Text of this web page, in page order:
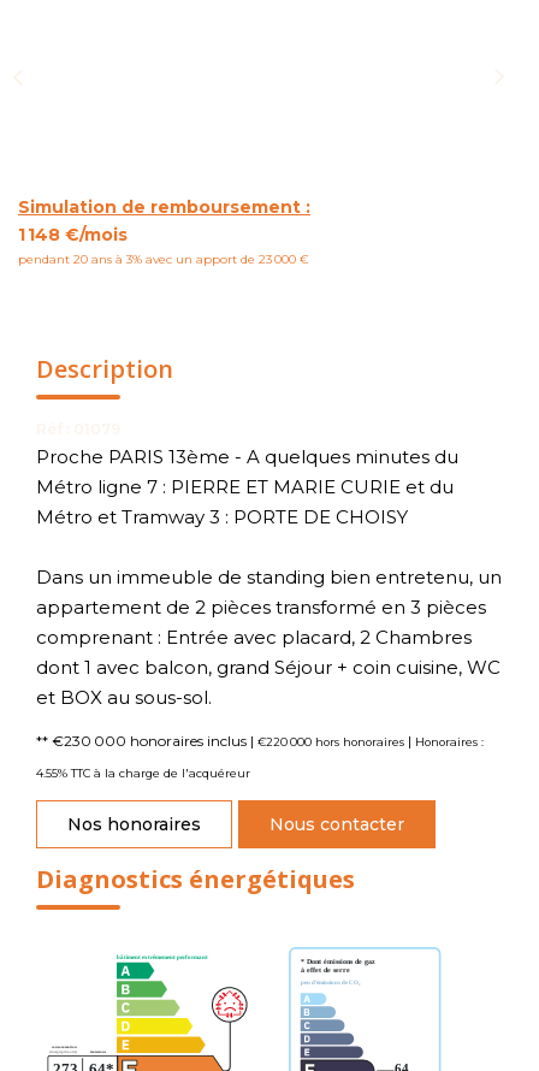
Simulation de remboursement :
1 148 €/mois
pendant 20 ans à 3% avec un apport de 23 000 €
Description
Proche PARIS 13ème - A quelques minutes du
Métro ligne 7 : PIERRE ET MARIE CURIE et du
Métro et Tramway 3 : PORTE DE CHOISY
Dans un immeuble de standing bien entretenu, un
appartement de 2 pièces transformé en 3 pièces
comprenant : Entrée avec placard, 2 Chambres
dont 1 avec balcon, grand Séjour + coin cuisine, WC
et BOX au sous-sol.
** €230 000 honoraires inclus | €220 000 hors honoraires | Honoraires :
4.55% TTC à la charge de l'acquéreur
Nos honoraires Nous contacter
Diagnostics énergétiques